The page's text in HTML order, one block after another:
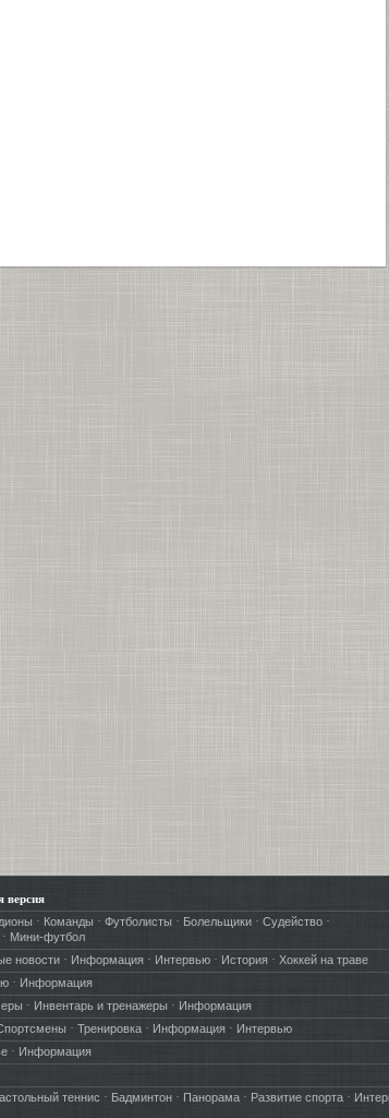
версия
· Команды · Футболисты · Болельщики· Судейство·
· Мини-футбол
новости· Информация· Интервью· История· Хоккей на траве
· Информация
· Инвентарь и тренажеры · Информация
· Тренировка· Информация· Интервью
· Информация
теннис · Бадминтон· Панорама· Развитие спорта·